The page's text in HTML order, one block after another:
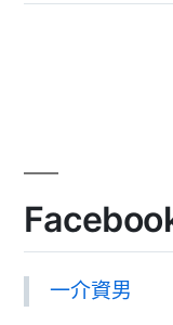
一介資男